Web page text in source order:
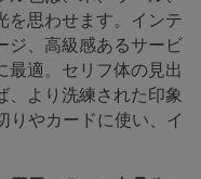
を思わせます。インテ
ジ、高級感あるサービ
最適。セリフ体の見出
、より洗練された印象
りやカードに使い、イ